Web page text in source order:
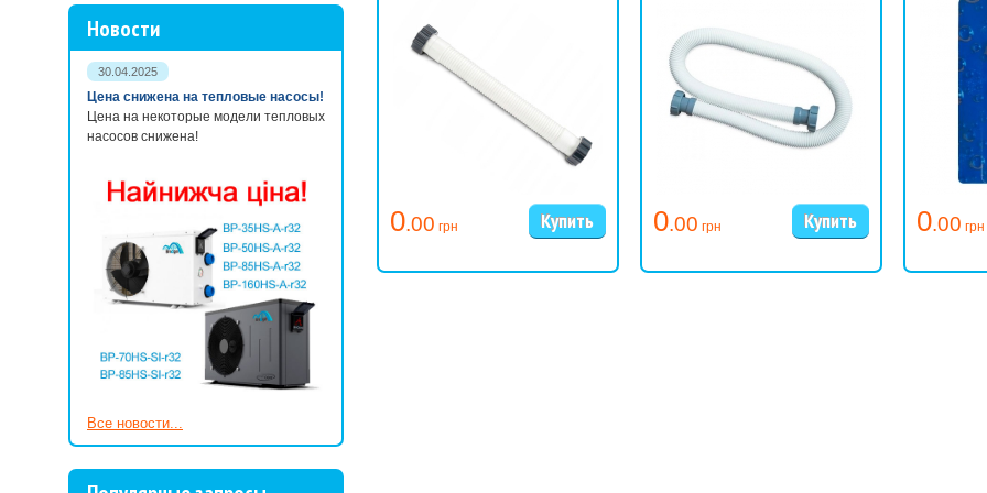
0.00 грн 0.00 грн 0.00 грн
Новости
30.04.2025
Цена снижена на тепловые насосы!
Цена на некоторые модели тепловых
насосов снижена!
Все новости...